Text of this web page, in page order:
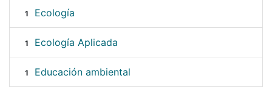
1 Ecología
1 Ecología Aplicada
1 Educación ambiental